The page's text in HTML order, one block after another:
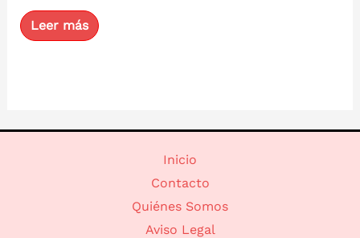
Valorado
con
0
de
Leer más
Inicio
Contacto
Quiénes Somos
Aviso Legal